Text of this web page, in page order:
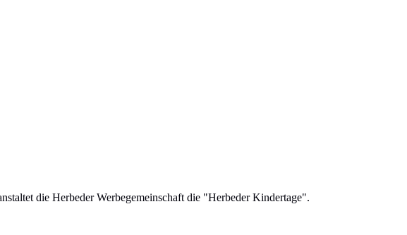
die Herbeder Werbegemeinschaft die "Herbeder Kindertage".